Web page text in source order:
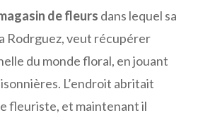
de fleurs dans lequel sa
Rodrguez, veut récupérer
du monde floral, en jouant
L’endroit abritait
fleuriste, et maintenant il